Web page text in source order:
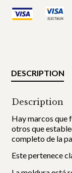
DESCRIPTION
Description
Hay marcos que
otros que
completo de la
Este pertenece